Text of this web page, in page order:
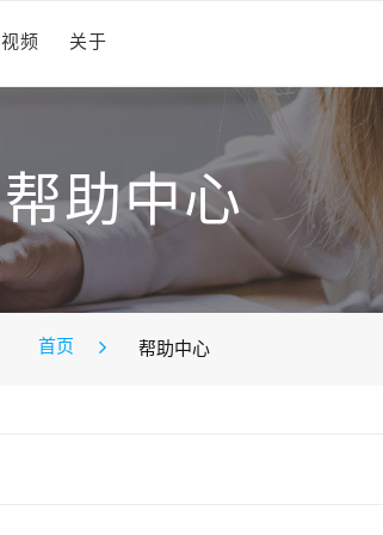
视频 关于
帮助中心
首页 帮助中心